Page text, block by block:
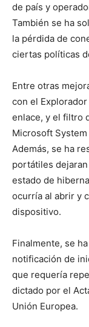
de país y
También se ha
la pérdida de
ciertas políticas
Entre otras
con el
enlace, y el filtro
Microsoft
Además, se ha
portátiles
estado de
ocurría al abrir y
dispositivo.
Finalmente, se
notificación de
que requería
dictado por el
Unión Europea.